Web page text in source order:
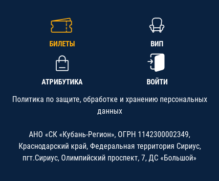
БИЛЕТЫ ВИП
АТРИБУТИКА ВОЙТИ
Политика по защите, обработке и хранению персональных
данных
АНО «СК «Кубань-Регион», ОГРН 1142300002349,
Краснодарский край, Федеральная территория Сириус,
пгт.Сириус, Олимпийский проспект, 7, ДС «Большой»